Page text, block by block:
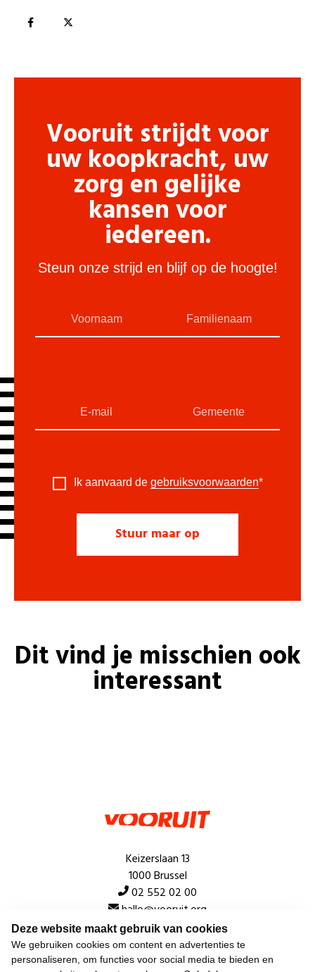
Deze website maakt gebruik van cookies
We gebruiken cookies om content en advertenties te
personaliseren, om functies voor social media te bieden en
Vooruit strijdt voor
uw koopkracht, uw
zorg en gelijke
kansen voor
iedereen.
Steun onze strijd en blijf op de hoogte!
Ik aanvaard de gebruiksvoorwaarden*
Dit vind je misschien ook
interessant
Keizerslaan 13
1000 Brussel
02 552 02 00
hallo@vooruit.org
Snel